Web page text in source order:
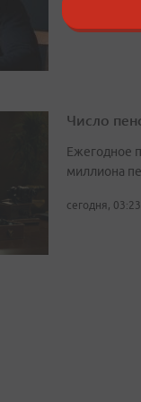
Число
Ежегодное
миллиона
сегодня, 03:23